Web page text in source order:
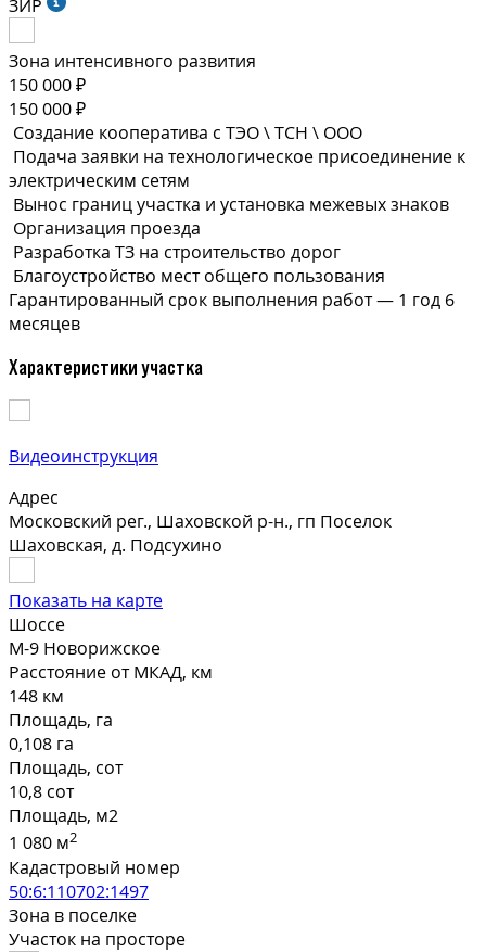
ЗИР
Зона интенсивного развития
150 000 ₽
150 000 ₽
Создание кооператива с ТЭО \ ТСН \ ООО
Подача заявки на технологическое присоединение к
электрическим сетям
Вынос границ участка и установка межевых знаков
Организация проезда
Разработка ТЗ на строительство дорог
Благоустройство мест общего пользования
Гарантированный срок выполнения работ — 1 год 6
месяцев
Характеристики участка
Видеоинструкция
Адрес
Московский рег., Шаховской р-н., гп Поселок
Шаховская, д. Подсухино
Показать на карте
Шоссе
М-9 Новорижское
Расстояние от МКАД, км
148 км
Площадь, га
0,108 га
Площадь, сот
10,8 сот
Площадь, м2
1 080 м2
Кадастровый номер
50:6:110702:1497
Зона в поселке
Участок на просторе